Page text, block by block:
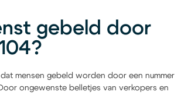
gebeld door
mensen gebeld worden door een nummer
ongewenste belletjes van verkopers en